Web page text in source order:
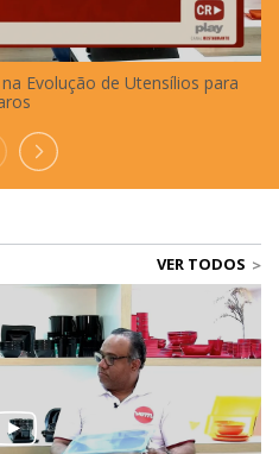
Evolução de Utensílios para
VER TODOS